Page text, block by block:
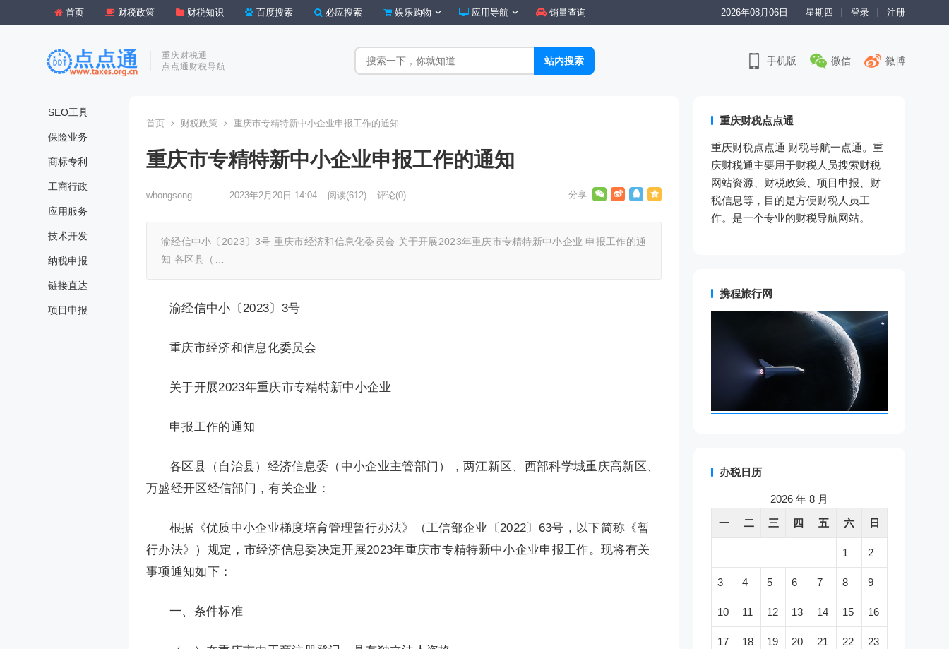
首页 财税政策 财税知识 百度搜索 必应搜索 娱乐购物 应用导航 销量查询 2026年08月06日 星期四 登录 注册
重庆财税通
点点通财税导航
手机版 微信 微博
SEO工具
保险业务
商标专利
工商行政
应用服务
技术开发
纳税申报
链接直达
项目申报
首页 财税政策 重庆市专精特新中小企业申报工作的通知
重庆市专精特新中小企业申报工作的通知
whongsong 2023年2月20日 14:04 阅读(612) 评论(0)
渝经信中小〔2023〕3号 重庆市经济和信息化委员会 关于开展2023年重庆市专精特新中小企业 申报工作的通
知 各区县（…
渝经信中小〔2023〕3号
重庆市经济和信息化委员会
关于开展2023年重庆市专精特新中小企业
申报工作的通知
各区县（自治县）经济信息委（中小企业主管部门），两江新区、西部科学城重庆高新区、
万盛经开区经信部门，有关企业：
根据《优质中小企业梯度培育管理暂行办法》（工信部企业〔2022〕63号，以下简称《暂
行办法》）规定，市经济信息委决定开展2023年重庆市专精特新中小企业申报工作。现将有关
事项通知如下：
一、条件标准
重庆财税点点通
重庆财税点点通 财税导航一点通。重
庆财税通主要用于财税人员搜索财税
网站资源、财税政策、项目申报、财
税信息等，目的是方便财税人员工
作。是一个专业的财税导航网站。
携程旅行网
办税日历
2026 年 8 月
一
二 三 四 五 六 日
1 2
3 4 5 6 7 8 9
10 11 12 13 14 15 16
17 18 19 20 21 22 23